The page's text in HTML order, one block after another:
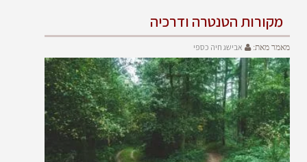
מקורות הטנטרה ודרכיה
מאמר מאת: אבישג חיה כספי